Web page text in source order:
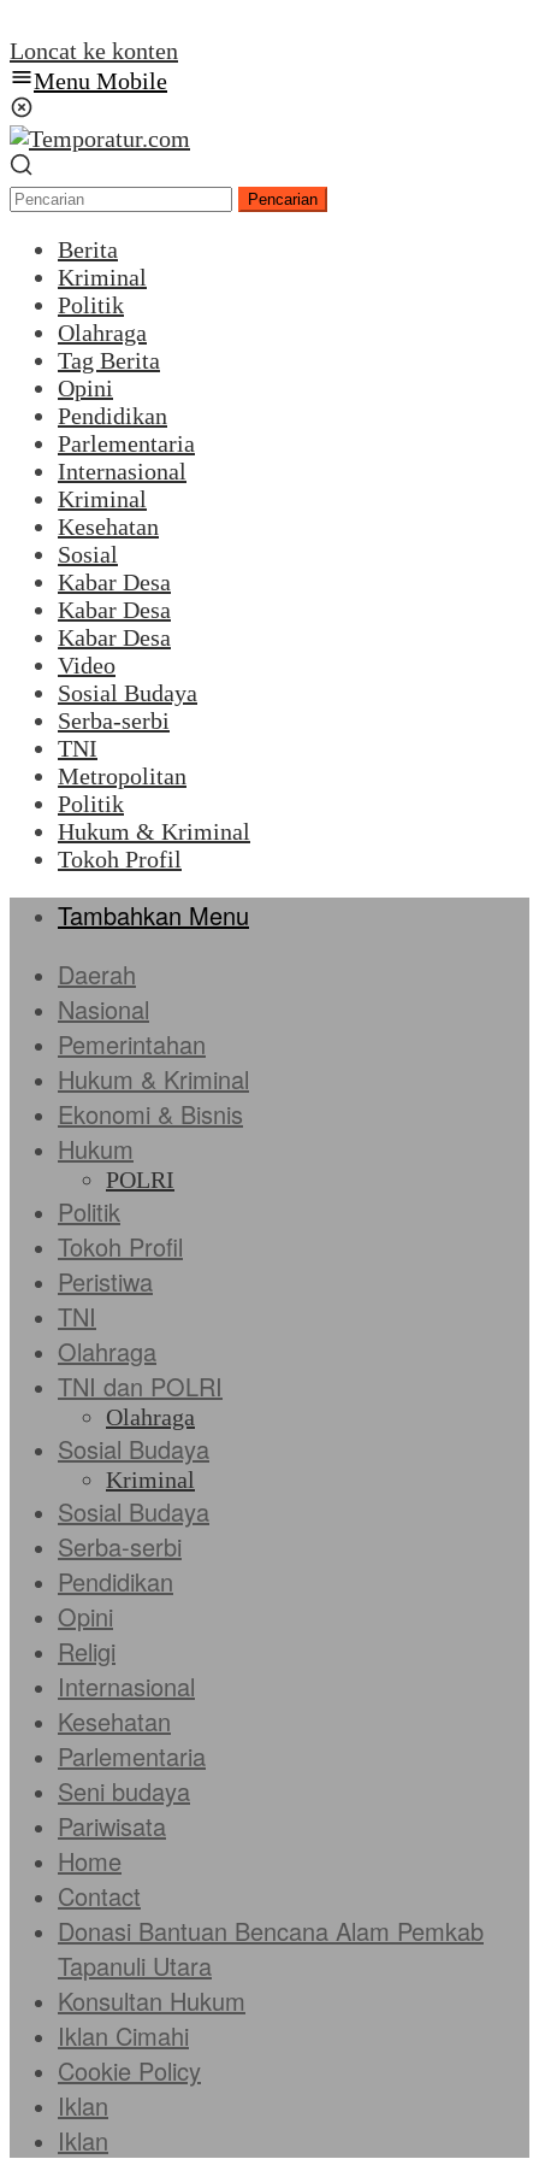
Loncat ke konten
Menu Mobile
Pencarian
Berita
Kriminal
Politik
Olahraga
Tag Berita
Opini
Pendidikan
Parlementaria
Internasional
Kriminal
Kesehatan
Sosial
Kabar Desa
Kabar Desa
Kabar Desa
Video
Sosial Budaya
Serba-serbi
TNI
Metropolitan
Politik
Hukum & Kriminal
Tokoh Profil
Tambahkan Menu
Daerah
Nasional
Pemerintahan
Hukum & Kriminal
Ekonomi & Bisnis
Hukum
POLRI
Politik
Tokoh Profil
Peristiwa
TNI
Olahraga
TNI dan POLRI
Olahraga
Sosial Budaya
Kriminal
Sosial Budaya
Serba-serbi
Pendidikan
Opini
Religi
Internasional
Kesehatan
Parlementaria
Seni budaya
Pariwisata
Home
Contact
Donasi Bantuan Bencana Alam Pemkab
Tapanuli Utara
Konsultan Hukum
Iklan Cimahi
Cookie Policy
Iklan
Iklan